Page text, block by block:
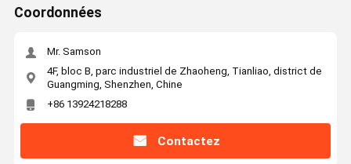
Coordonnées
Mr. Samson
4F, bloc B, parc industriel de Zhaoheng, Tianliao, district de
Guangming, Shenzhen, Chine
+86 13924218288
Contactez